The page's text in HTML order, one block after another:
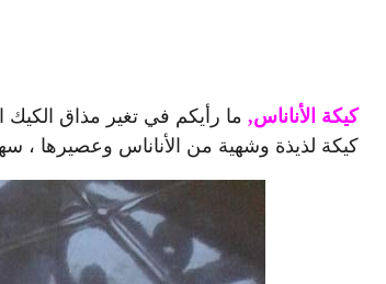
كيكة الأناناس, ما رأيكم في تغير مذاق الكيك
كيكة لذيذة وشهية من الأناناس وعصيرها ،